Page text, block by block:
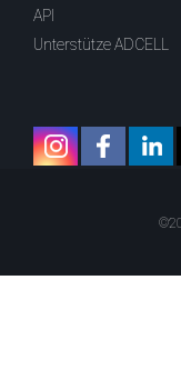
API
Unterstütze ADCELL